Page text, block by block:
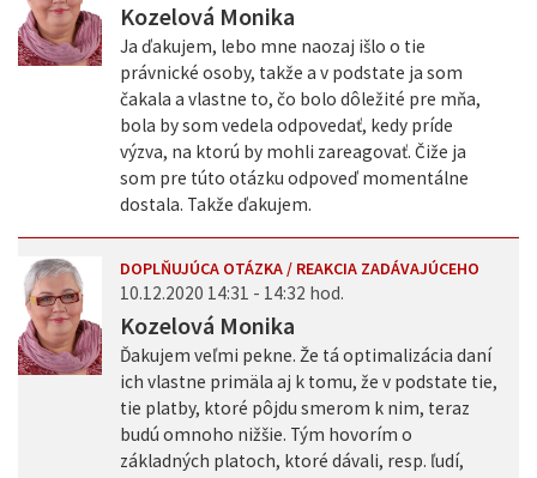
Kozelová Monika
Ja ďakujem, lebo mne naozaj išlo o tie
právnické osoby, takže a v podstate ja som
čakala a vlastne to, čo bolo dôležité pre mňa,
bola by som vedela odpovedať, kedy príde
výzva, na ktorú by mohli zareagovať. Čiže ja
som pre túto otázku odpoveď momentálne
dostala. Takže ďakujem.
DOPLŇUJÚCA OTÁZKA / REAKCIA ZADÁVAJÚCEHO
10.12.2020 14:31 - 14:32 hod.
Kozelová Monika
Ďakujem veľmi pekne. Že tá optimalizácia daní
ich vlastne primäla aj k tomu, že v podstate tie,
tie platby, ktoré pôjdu smerom k nim, teraz
budú omnoho nižšie. Tým hovorím o
základných platoch, ktoré dávali, resp. ľudí,